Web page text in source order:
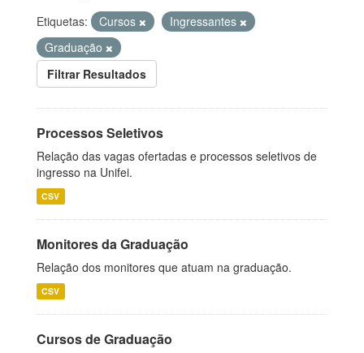
Etiquetas: Cursos
Ingressantes
Graduação
Filtrar Resultados
Processos Seletivos
Relação das vagas ofertadas e processos seletivos de
ingresso na Unifei.
CSV
Monitores da Graduação
Relação dos monitores que atuam na graduação.
CSV
Cursos de Graduação